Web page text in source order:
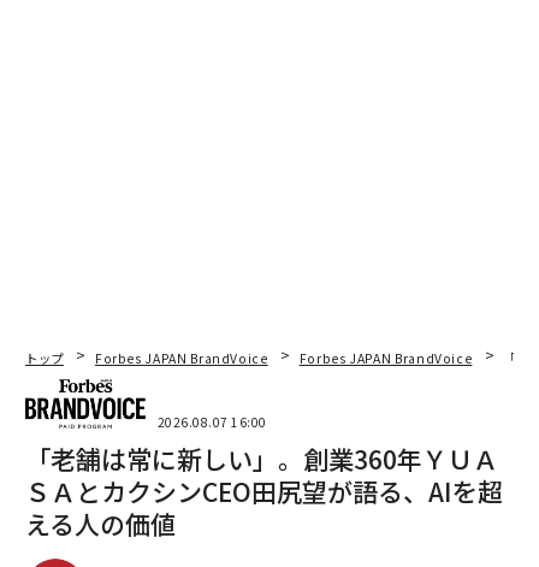
トップ Forbes JAPAN BrandVoice Forbes JAPAN BrandVoice 「
2026.08.07 16:00
「老舗は常に新しい」。創業360年ＹＵＡ
ＳＡとカクシンCEO田尻望が語る、AIを超
える人の価値